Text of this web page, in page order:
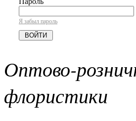
Я забыл пароль
Оптово-
флористики